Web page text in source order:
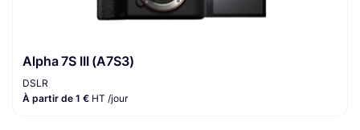
Alpha 7S III (A7S3)
DSLR
À partir de 1 € HT /jour